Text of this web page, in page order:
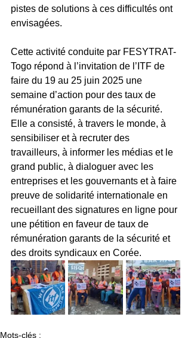
pistes de solutions à ces difficultés ont
envisagées.
Cette activité conduite par FESYTRAT-
Togo répond à l’invitation de l’ITF de
faire du 19 au 25 juin 2025 une
semaine d’action pour des taux de
rémunération garants de la sécurité.
Elle a consisté, à travers le monde, à
sensibiliser et à recruter des
travailleurs, à informer les médias et le
grand public, à dialoguer avec les
entreprises et les gouvernants et à faire
preuve de solidarité internationale en
recueillant des signatures en ligne pour
une pétition en faveur de taux de
rémunération garants de la sécurité et
des droits syndicaux en Corée.
Mots-clés :